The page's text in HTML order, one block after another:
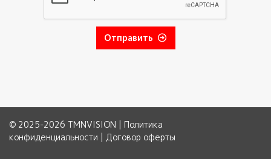
Отправить
© 2025-2026 TMNVISION | Политика
конфиденциальности | Договор оферты